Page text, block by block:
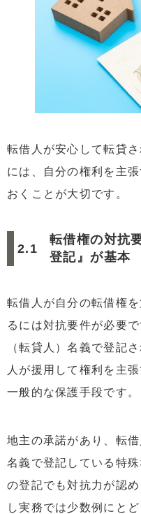
転借人が安心して転貸
には、自分の権利を主
おくことが大切です。
転借権の対抗
登記』が基本
転借人が自分の転借権
るには対抗要件が必要
（転貸人）名義で登記
人が援用して権利を主
一般的な保護手段です。
地主の承諾があり、転
名義で登記している特
の登記でも対抗力が認
し実務では少数例にとど